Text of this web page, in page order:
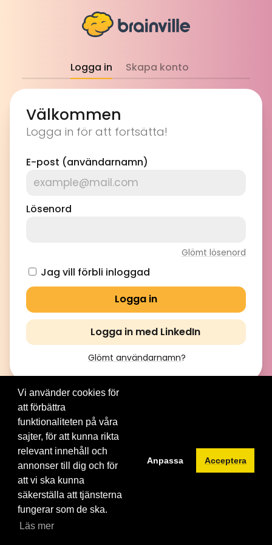
Logga in Skapa konto
Välkommen
Logga in för att fortsätta!
E-post (användarnamn)
Lösenord
Glömt lösenord
Jag vill förbli inloggad
Logga in med LinkedIn
Glömt användarnamn?
© 2012-2026 Brainville AB. All Rights Reserved. |
tjänsten|Privacy policy
Byt språk:
Vi använder cookies för
att förbättra
funktionaliteten på våra
sajter, för att kunna rikta
relevant innehåll och
annonser till dig och för
att vi ska kunna
säkerställa att tjänsterna
fungerar som de ska.
Läs mer
Anpassa Acceptera